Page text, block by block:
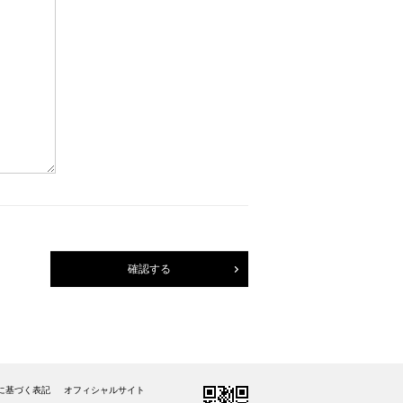
確認する
基づく表記 オフィシャルサイト